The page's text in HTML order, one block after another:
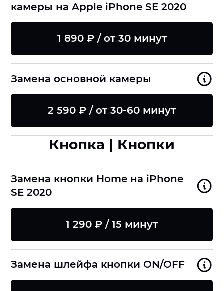
камеры на Apple iPhone SE 2020
1 890 ₽ / от 30 минут
Замена основной камеры
2 590 ₽ / от 30-60 минут
Кнопка | Кнопки
Замена кнопки Home на iPhone
SE 2020
1 290 ₽ / 15 минут
Замена шлейфа кнопки ON/OFF